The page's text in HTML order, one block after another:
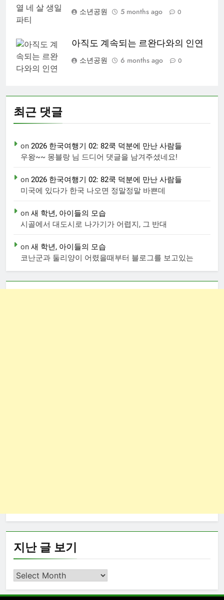
소년공원
5 months ago 0
아직도 계속되는 르완다와의 인연
소년공원
6 months ago 0
최근 댓글
on 2026 한국여행기 02: 82쿡 덕분에 만난 사람들
우왕~~ 몽블랑 님 드디어 댓글을 남겨주셨네요!
on 2026 한국여행기 02: 82쿡 덕분에 만난 사람들
미국에 있다가 한국 나오면 정말정말 바쁜데
on 새 학년, 아이들의 모습
시골에서 대도시로 나가기가 어렵지, 그 반대
on 새 학년, 아이들의 모습
코난군과 둘리양이 어렸을때부터 블로그를 보고있는
지난 글 보기
지